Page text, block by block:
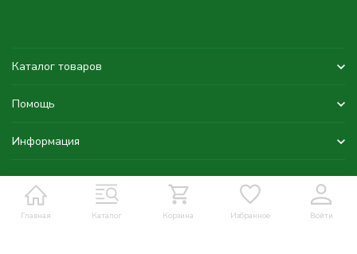
Главная Каталог Корзина Избранное Войти
Каталог товаров
Помощь
Информация